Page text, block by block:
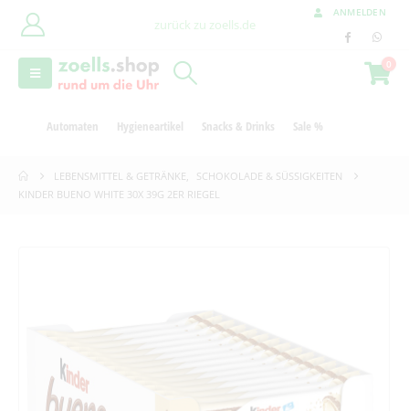
zurück zu zoells.de
ANMELDEN
0
Automaten Hygieneartikel Snacks & Drinks Sale %
LEBENSMITTEL & GETRÄNKE,
SCHOKOLADE & SÜSSIGKEITEN
KINDER BUENO WHITE 30X 39G 2ER RIEGEL